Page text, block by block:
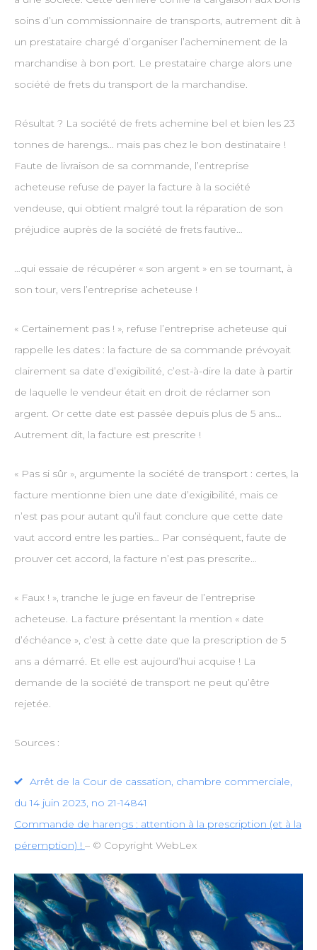
soins d’un commissionnaire de transports, autrement dit à
un prestataire chargé d’organiser l’acheminement de la
marchandise à bon port. Le prestataire charge alors une
société de frets du transport de la marchandise.
Résultat ? La société de frets achemine bel et bien les 23
tonnes de harengs… mais pas chez le bon destinataire !
Faute de livraison de sa commande, l’entreprise
acheteuse refuse de payer la facture à la société
vendeuse, qui obtient malgré tout la réparation de son
préjudice auprès de la société de frets fautive…
…qui essaie de récupérer « son argent » en se tournant, à
son tour, vers l’entreprise acheteuse !
« Certainement pas ! », refuse l’entreprise acheteuse qui
rappelle les dates : la facture de sa commande prévoyait
clairement sa date d’exigibilité, c’est-à-dire la date à partir
de laquelle le vendeur était en droit de réclamer son
argent. Or cette date est passée depuis plus de 5 ans…
Autrement dit, la facture est prescrite !
« Pas si sûr », argumente la société de transport : certes, la
facture mentionne bien une date d’exigibilité, mais ce
n’est pas pour autant qu’il faut conclure que cette date
vaut accord entre les parties… Par conséquent, faute de
prouver cet accord, la facture n’est pas prescrite…
« Faux ! », tranche le juge en faveur de l’entreprise
acheteuse. La facture présentant la mention « date
d’échéance », c’est à cette date que la prescription de 5
ans a démarré. Et elle est aujourd’hui acquise ! La
demande de la société de transport ne peut qu’être
rejetée.
Sources :
Arrêt de la Cour de cassation, chambre commerciale,
du 14 juin 2023, no 21-14841
Commande de harengs : attention à la prescription (et à la
péremption) ! – © Copyright WebLex